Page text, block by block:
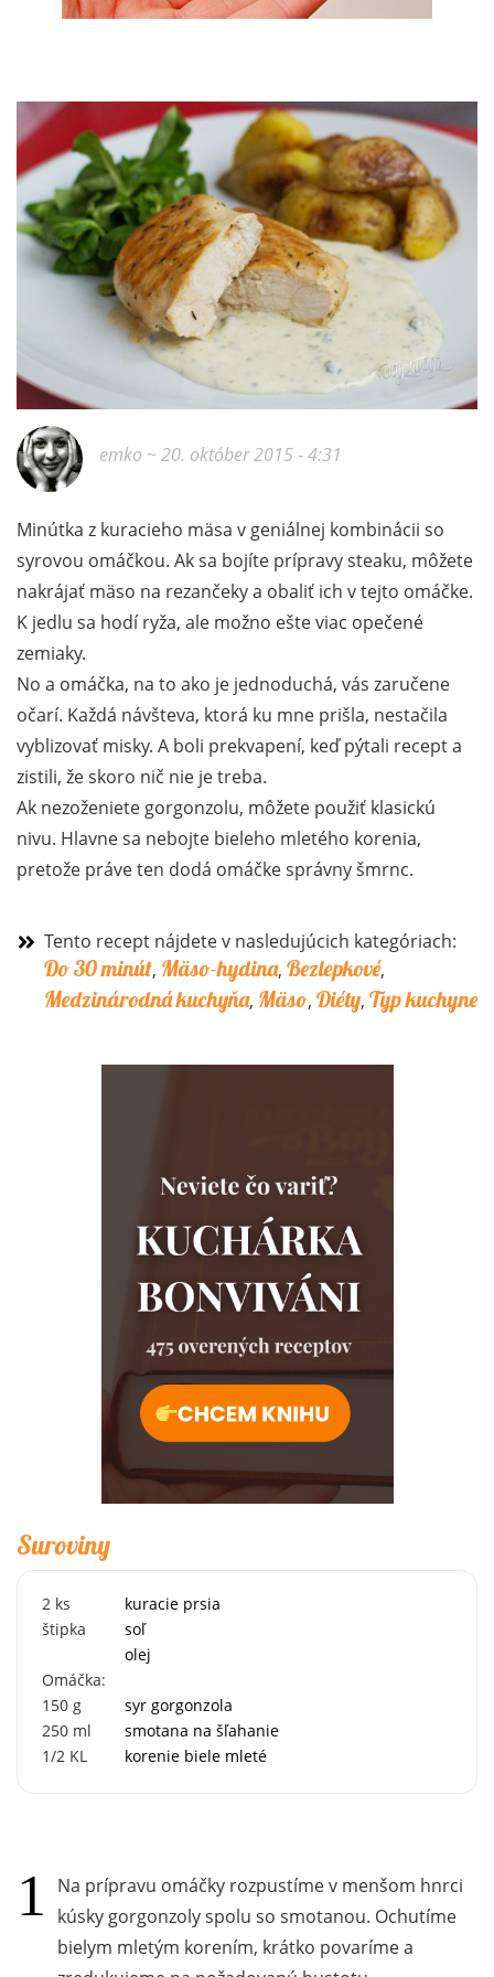
emko ~ 20. október 2015 - 4:31
Minútka z kuracieho mäsa v geniálnej kombinácii so
syrovou omáčkou. Ak sa bojíte prípravy steaku, môžete
nakrájať mäso na rezančeky a obaliť ich v tejto omáčke.
K jedlu sa hodí ryža, ale možno ešte viac opečené
zemiaky.
No a omáčka, na to ako je jednoduchá, vás zaručene
očarí. Každá návšteva, ktorá ku mne prišla, nestačila
vyblizovať misky. A boli prekvapení, keď pýtali recept a
zistili, že skoro nič nie je treba.
Ak nezoženiete gorgonzolu, môžete použiť klasickú
nivu. Hlavne sa nebojte bieleho mletého korenia,
pretože práve ten dodá omáčke správny šmrnc.
Tento recept nájdete v nasledujúcich kategóriach:
Do 30 minút, Mäso-hydina, Bezlepkové,
Medzinárodná kuchyňa, Mäso, Diéty, Typ kuchyne
Suroviny
2 ks
kuracie prsia
štipka
soľ
olej
Omáčka:
150 g
syr gorgonzola
250 ml
smotana na šľahanie
1/2 KL korenie biele mleté
Na prípravu omáčky rozpustíme v menšom hnrci
kúsky gorgonzoly spolu so smotanou. Ochutíme
bielym mletým korením, krátko povaríme a